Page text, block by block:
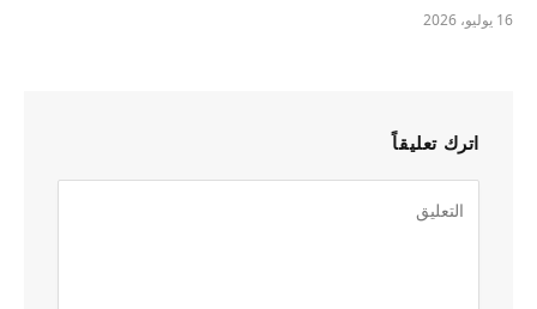
16 يوليو، 2026
اترك تعليقاً